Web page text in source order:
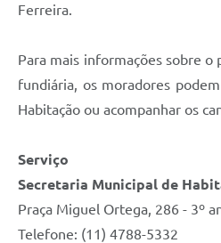
Ferreira.
Para mais informações sobre o
fundiária, os moradores
Habitação ou acompanhar os
Serviço
Secretaria Municipal de
Praça Miguel Ortega, 286 - 3º
Telefone: (11) 4788-5332